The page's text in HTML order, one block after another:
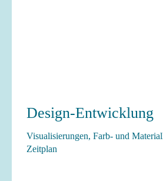
Design-Entwicklung
Visualisierungen, Farb- und
Zeitplan